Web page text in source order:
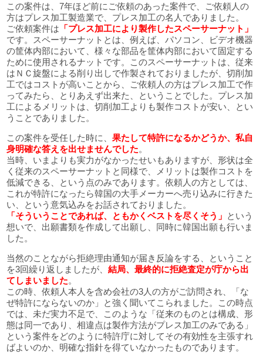
この案件は、7年ほど前にご依頼のあった案件で、ご依頼人の
方はプレス加工製造業で、プレス加工の名人でありました。
ご依頼案件は 「プレス加工により製作したスペーサーナット」
です。スペーサーナットとは、例えば、パソコン、ビデオ機器
の筐体内部において、様々な部品を筐体内部において固定する
ために使用されるナットです。このスペーサーナットは、従来
はＮＣ旋盤による削り出しで作製されておりましたが、切削加
工ではコストが高いことから、ご依頼人の方はプレス加工で作
ってみたら、とりあえず出来た、ということでした。プレス加
工によるメリットは、切削加工よりも製作コストが安い、とい
うことでありました。
この案件を受任した時に、果たして特許になるかどうか、私自
身明確な答えを出せませんでした。
当時、いまよりも実力がなかったせいもありますが、形状は全
く従来のスペーサーナットと同様で、メリットは製作コストを
低減できる、という点のみであります。依頼人の方としては、
これが特許になったら韓国の大手メーカーへ売り込みに行きた
い、という意気込みをお話されておりました。
「そういうことであれば、ともかくベストを尽くそう」 という
想いで、出願書類を作成して出願し、同時に韓国出願も行いま
した。
当然のことながら拒絶理由通知が届き反論をする、ということ
を3回繰り返しましたが、結局、最終的に拒絶査定が庁から出
てしまいました。
この時、依頼人本人を含め会社の3人の方がご訪問され、「な
ぜ特許にならないのか」と強く聞いてこられました。この時点
では、未だ実力不足で、このような「従来のものとは構成、形
態は同一であり、相違点は製作方法がプレス加工のみである」
という案件をどのように特許庁に対してその有効性を主張すれ
ばよいのか、明確な指針を得ていなかったものであります。